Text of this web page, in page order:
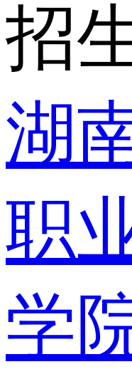
招
湖
职
学